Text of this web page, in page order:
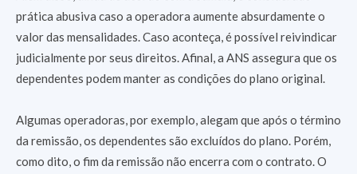
prática abusiva caso a operadora aumente absurdamente o
valor das mensalidades. Caso aconteça, é possível reivindicar
judicialmente por seus direitos. Afinal, a ANS assegura que os
dependentes podem manter as condições do plano original.
Algumas operadoras, por exemplo, alegam que após o término
da remissão, os dependentes são excluídos do plano. Porém,
como dito, o fim da remissão não encerra com o contrato. O